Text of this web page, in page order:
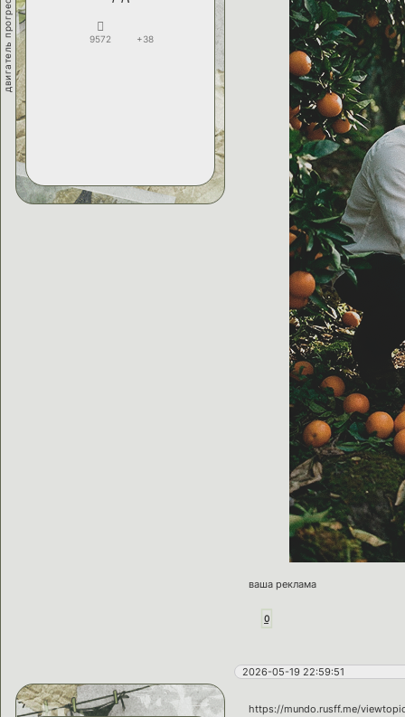
двигатель прогресса 9572 +38
ваша реклама
0
2026-05-19 22:59:51
https://mundo.rusff.me/